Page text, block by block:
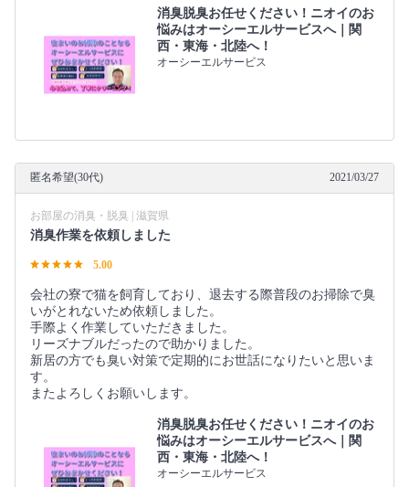
消臭脱臭お任せください！ニオイのお
悩みはオーシーエルサービスへ｜関
西・東海・北陸へ！
オーシーエルサービス
匿名希望(30代) 2021/03/27
お部屋の消臭・脱臭 | 滋賀県
消臭作業を依頼しました
5.00
会社の寮で猫を飼育しており、退去する際普段のお掃除で臭
いがとれないため依頼しました。
手際よく作業していただきました。
リーズナブルだったので助かりました。
新居の方でも臭い対策で定期的にお世話になりたいと思いま
す。
またよろしくお願いします。
消臭脱臭お任せください！ニオイのお
悩みはオーシーエルサービスへ｜関
西・東海・北陸へ！
オーシーエルサービス